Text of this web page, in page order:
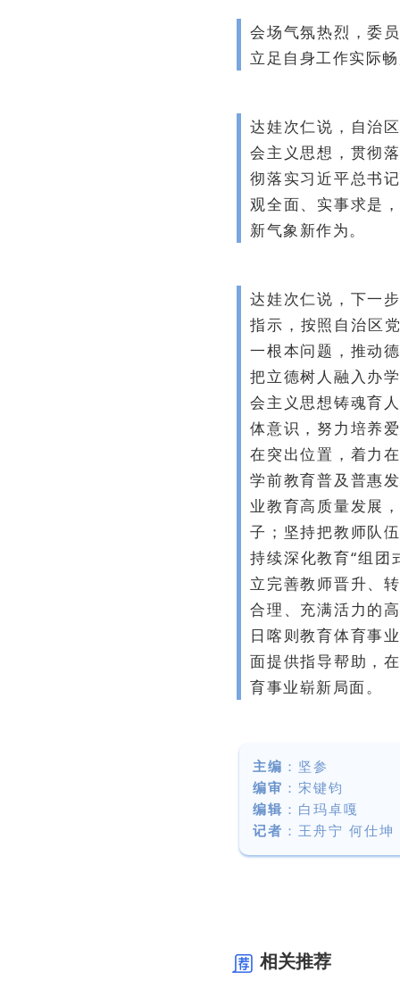
会场气氛热烈，委
立足自身工作实际
达娃次仁说，自治
会主义思想，贯彻
彻落实习近平总书
观全面、实事求是
新气象新作为。
达娃次仁说，下一
指示，按照自治区
一根本问题，推动
把立德树人融入办
会主义思想铸魂育
体意识，努力培养
在突出位置，着力
学前教育普及普惠
业教育高质量发展
子；坚持把教师队
持续深化教育“组团
立完善教师晋升、
合理、充满活力的
日喀则教育体育事
面提供指导帮助，
育事业崭新局面。
主编 ：坚参
编审 ：宋键钧
编辑 ：白玛卓嘎
记者 ：王舟宁 何仕坤
相关推荐